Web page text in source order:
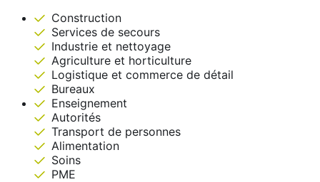
Construction
Services de secours
Industrie et nettoyage
Agriculture et horticulture
Logistique et commerce de détail
Bureaux
Enseignement
Autorités
Transport de personnes
Alimentation
Soins
PME